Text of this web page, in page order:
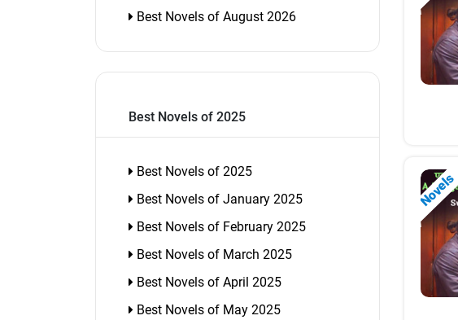
Best Novels of August 2026
Best Novels of 2025
Best Novels of 2025
Best Novels of January 2025
Best Novels of February 2025
Best Novels of March 2025
Best Novels of April 2025
Best Novels of May 2025
Novels